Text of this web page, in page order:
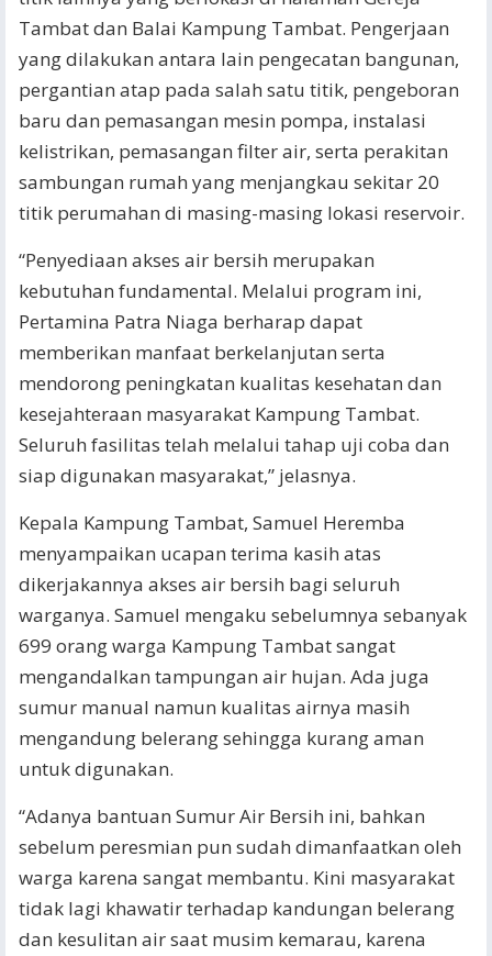
Tambat dan Balai Kampung Tambat. Pengerjaan
yang dilakukan antara lain pengecatan bangunan,
pergantian atap pada salah satu titik, pengeboran
baru dan pemasangan mesin pompa, instalasi
kelistrikan, pemasangan filter air, serta perakitan
sambungan rumah yang menjangkau sekitar 20
titik perumahan di masing-masing lokasi reservoir.
“Penyediaan akses air bersih merupakan
kebutuhan fundamental. Melalui program ini,
Pertamina Patra Niaga berharap dapat
memberikan manfaat berkelanjutan serta
mendorong peningkatan kualitas kesehatan dan
kesejahteraan masyarakat Kampung Tambat.
Seluruh fasilitas telah melalui tahap uji coba dan
siap digunakan masyarakat,” jelasnya.
Kepala Kampung Tambat, Samuel Heremba
menyampaikan ucapan terima kasih atas
dikerjakannya akses air bersih bagi seluruh
warganya. Samuel mengaku sebelumnya sebanyak
699 orang warga Kampung Tambat sangat
mengandalkan tampungan air hujan. Ada juga
sumur manual namun kualitas airnya masih
mengandung belerang sehingga kurang aman
untuk digunakan.
“Adanya bantuan Sumur Air Bersih ini, bahkan
sebelum peresmian pun sudah dimanfaatkan oleh
warga karena sangat membantu. Kini masyarakat
tidak lagi khawatir terhadap kandungan belerang
dan kesulitan air saat musim kemarau, karena